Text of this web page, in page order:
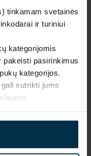
tinkamam svetainės
ir turiniui
kategorijomis
pasirinkimus
kategorijos.
sutrikti jums
kokybės lino
be jokių